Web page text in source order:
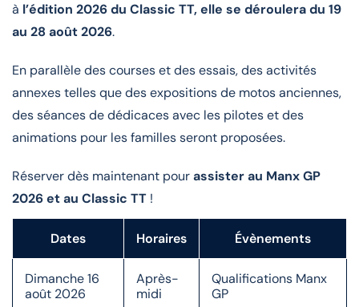
à l’édition 2026 du Classic TT, elle se déroulera du 19
au 28 août 2026.
En parallèle des courses et des essais, des activités
annexes telles que des expositions de motos anciennes,
des séances de dédicaces avec les pilotes et des
animations pour les familles seront proposées.
Réserver dès maintenant pourassister au Manx GP
2026 et au Classic TT !
Dates Horaires Évènements
Dimanche 16
août 2026
Après-
midi
Qualifications Manx
GP